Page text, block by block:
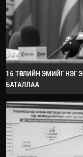
16 ТӨРЛИЙН ЭМИЙГ
БАТАЛЛАА